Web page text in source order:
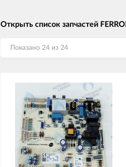
Открыть список запчастей
Показано 24 из 24